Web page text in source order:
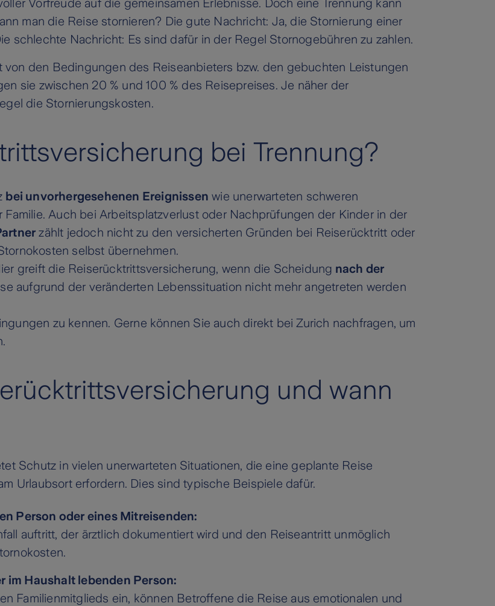
Vorfreude auf die gemeinsamen Erlebnisse. Doch eine Trennung kann
man die Reise stornieren? Die gute Nachricht: Ja, die Stornierung einer
schlechte Nachricht: Es sind dafür in der Regel Stornogebühren zu zahlen.
den Bedingungen des Reiseanbieters bzw. den gebuchten Leistungen
sie zwischen 20 % und 100 % des Reisepreises. Je näher der
die Stornierungskosten.
bei Trennung?
bei unvorhergesehenen Ereignissen wie unerwarteten schweren
Familie. Auch bei Arbeitsplatzverlust oder Nachprüfungen der Kinder in der
zählt jedoch nicht zu den versicherten Gründen bei Reiserücktritt oder
selbst übernehmen.
greift die Reiserücktrittsversicherung, wenn die Scheidung nach der
aufgrund der veränderten Lebenssituation nicht mehr angetreten werden
zu kennen. Gerne können Sie auch direkt bei Zurich nachfragen, um
und wann
Schutz in vielen unerwarteten Situationen, die eine geplante Reise
Urlaubsort erfordern. Dies sind typische Beispiele dafür.
Person oder eines Mitreisenden:
auftritt, der ärztlich dokumentiert wird und den Reiseantritt unmöglich
im Haushalt lebenden Person:
Familienmitglieds ein, können Betroffene die Reise aus emotionalen und